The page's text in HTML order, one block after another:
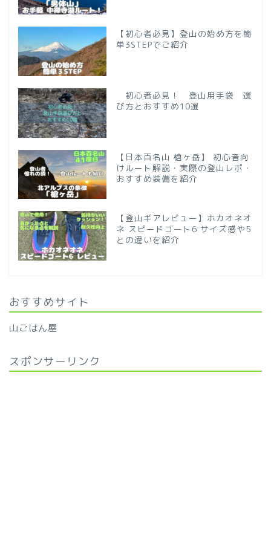
【初心者必見】登山の始め方を簡
単3STEPでご紹介
初心者必見！ 登山用手袋 選
び方とおすすめ10選
【日本百名山 槍ヶ岳】 初心者向
けルート解説・実際の登山レポ・
おすすめ装備を紹介
【登山ギアレビュー】ホカオネオ
ネ スピードゴート6 サイズ感や5
との違いを紹介
おすすめサイト
山ごはん屋
スポンサーリンク